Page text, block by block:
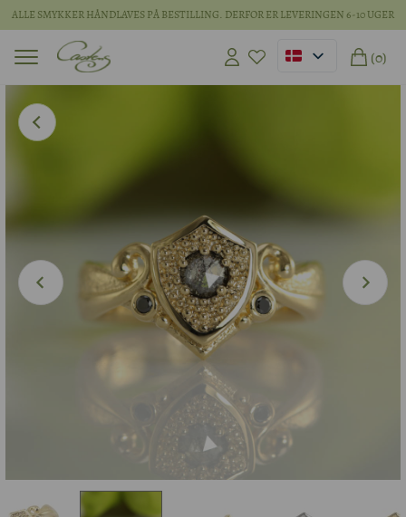
ALLE SMYKKER HÅNDLAVES PÅ BESTILLING. DERFOR ER LEVERINGEN 6-10 UGER
(0)